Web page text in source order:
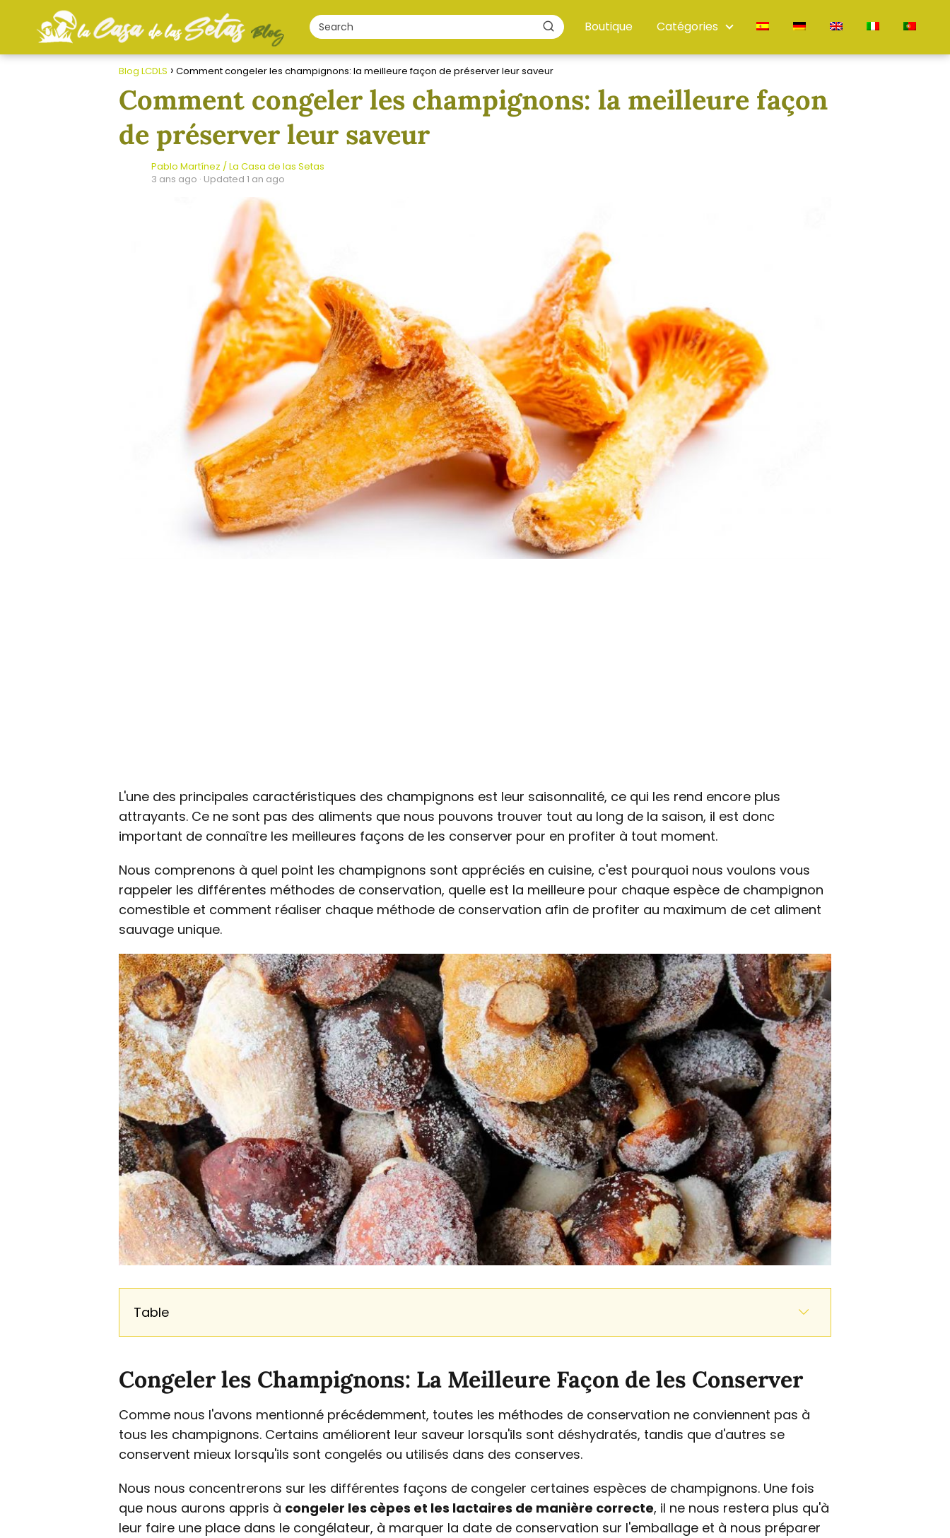
Boutique Catégories
Blog LCDLS Comment congeler les champignons: la meilleure façon de préserver leur saveur
Comment congeler les champignons: la meilleure façon
de préserver leur saveur
Pablo Martínez / La Casa de las Setas
3 ans ago · Updated 1 an ago
L'une des principales caractéristiques des champignons est leur saisonnalité, ce qui les rend encore plus
attrayants. Ce ne sont pas des aliments que nous pouvons trouver tout au long de la saison, il est donc
important de connaître les meilleures façons de les conserver pour en profiter à tout moment.
Nous comprenons à quel point les champignons sont appréciés en cuisine, c'est pourquoi nous voulons vous
rappeler les différentes méthodes de conservation, quelle est la meilleure pour chaque espèce de champignon
comestible et comment réaliser chaque méthode de conservation afin de profiter au maximum de cet aliment
sauvage unique.
Table
Congeler les Champignons: La Meilleure Façon de les Conserver
Comme nous l'avons mentionné précédemment, toutes les méthodes de conservation ne conviennent pas à
tous les champignons. Certains améliorent leur saveur lorsqu'ils sont déshydratés, tandis que d'autres se
conservent mieux lorsqu'ils sont congelés ou utilisés dans des conserves.
Nous nous concentrerons sur les différentes façons de congeler certaines espèces de champignons. Une fois
que nous aurons appris à congeler les cèpes et les lactaires de manière correcte, il ne nous restera plus qu'à
leur faire une place dans le congélateur, à marquer la date de conservation sur l'emballage et à nous préparer